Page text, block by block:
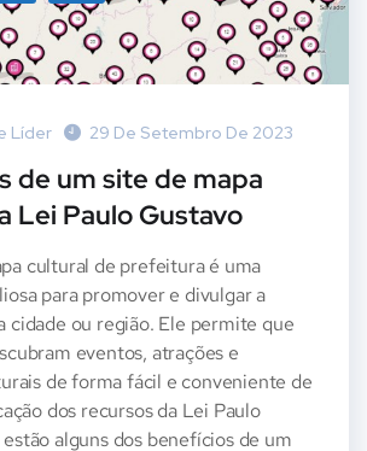
Líder 29 De Setembro De 2023
de um site de mapa
Lei Paulo Gustavo
cultural de prefeitura é uma
para promover e divulgar a
cidade ou região. Ele permite que
eventos, atrações e
de forma fácil e conveniente de
dos recursos da Lei Paulo
alguns dos benefícios de um